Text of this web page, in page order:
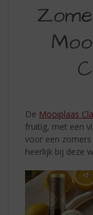
De Mooiplaas
fruitig, met een
voor een
heerlijk bij deze